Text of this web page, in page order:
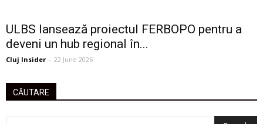
ULBS lansează proiectul FERBOPO pentru a
deveni un hub regional în...
Cluj Insider - 22 June 2026
CĂUTARE